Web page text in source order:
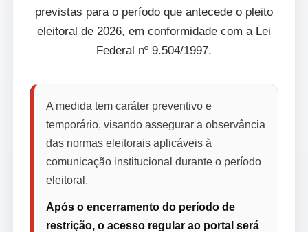
previstas para o período que antecede o pleito
eleitoral de 2026, em conformidade com a Lei
Federal nº 9.504/1997.
A medida tem caráter preventivo e
temporário, visando assegurar a observância
das normas eleitorais aplicáveis à
comunicação institucional durante o período
eleitoral.
Após o encerramento do período de
restrição, o acesso regular ao portal será